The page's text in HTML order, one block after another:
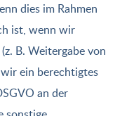
dies im Rahmen
ist, wenn wir
B. Weitergabe von
ein berechtigtes
an der